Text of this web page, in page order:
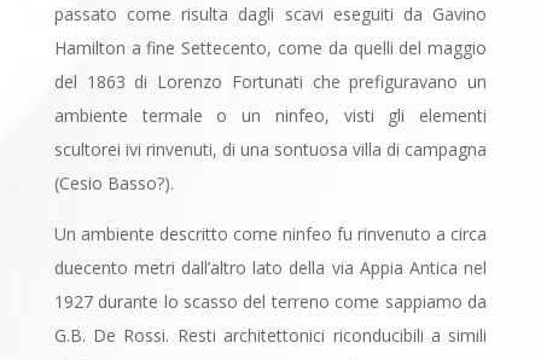
passato come risulta dagli scavi eseguiti da Gavino
Hamilton a fine Settecento, come da quelli del maggio
del 1863 di Lorenzo Fortunati che prefiguravano un
ambiente termale o un ninfeo, visti gli elementi
scultorei ivi rinvenuti, di una sontuosa villa di campagna
(Cesio Basso?).
Un ambiente descritto come ninfeo fu rinvenuto a circa
duecento metri dall’altro lato della via Appia Antica nel
1927 durante lo scasso del terreno come sappiamo da
G.B. De Rossi. Resti architettonici riconducibili a simili